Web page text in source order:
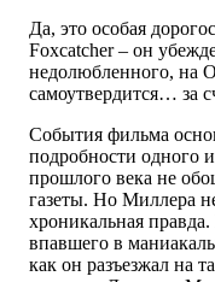
Да, это особая
Foxcatcher – он
недолюбленного, на
самоутвердится… за
События фильма
подробности одного
прошлого века не
газеты. Но Миллера
хроникальная
впавшего в
как он разъезжал на